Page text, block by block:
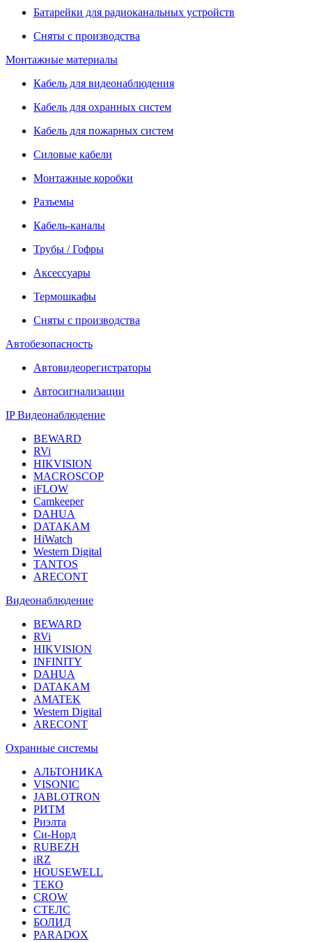
Батарейки для радиоканальных устройств
Сняты с производства
Монтажные материалы
Кабель для видеонаблюдения
Кабель для охранных систем
Кабель для пожарных систем
Силовые кабели
Монтажные коробки
Разъемы
Кабель-каналы
Трубы / Гофры
Аксессуары
Термошкафы
Сняты с производства
Автобезопасность
Автовидеорегистраторы
Автосигнализации
IP Видеонаблюдение
BEWARD
RVi
HIKVISION
MACROSCOP
iFLOW
Camkeeper
DAHUA
DATAKAM
HiWatch
Western Digital
TANTOS
ARECONT
Видеонаблюдение
BEWARD
RVi
HIKVISION
INFINITY
DAHUA
DATAKAM
AMATEK
Western Digital
ARECONT
Охранные системы
АЛЬТОНИКА
VISONIC
JABLOTRON
РИТМ
Риэлта
Си-Норд
RUBEZH
iRZ
HOUSEWELL
ТЕКО
CROW
СТЕЛС
БОЛИД
PARADOX